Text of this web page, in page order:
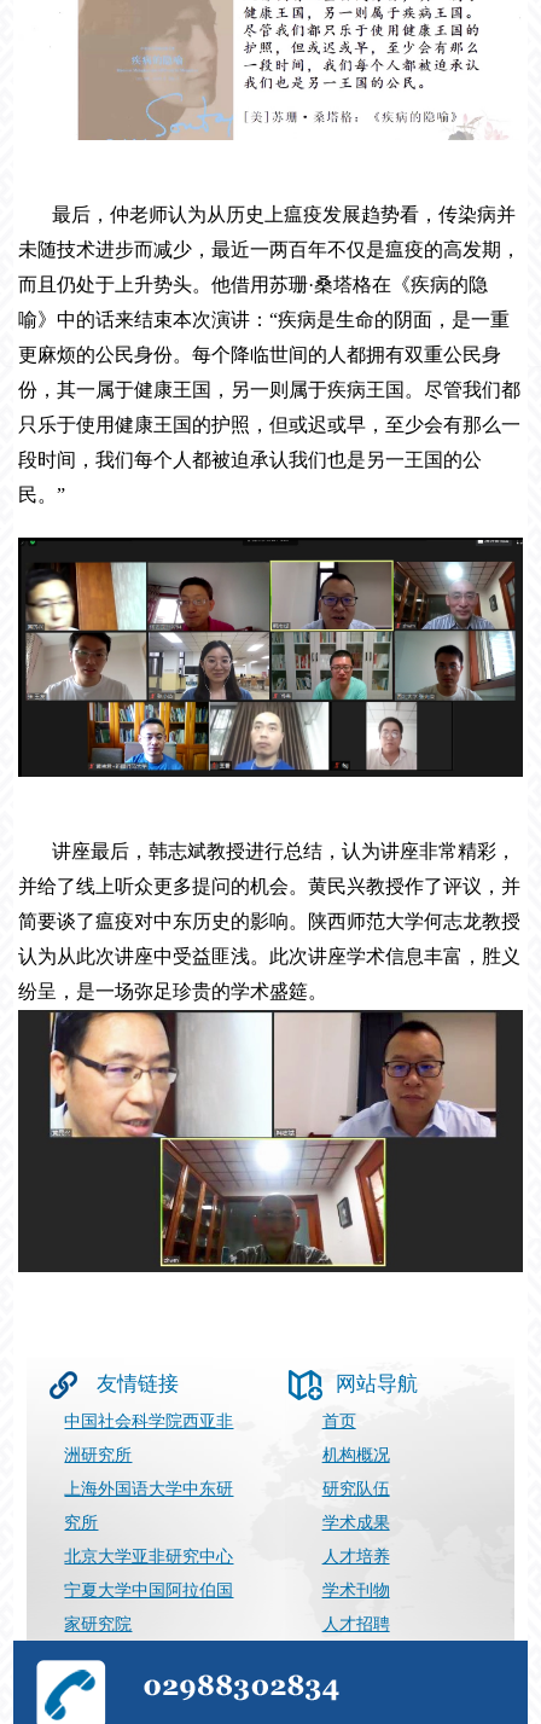
最后，仲老师认为从历史上瘟疫发展趋势看，传染病并
未随技术进步而减少，最近一两百年不仅是瘟疫的高发期，
而且仍处于上升势头。他借用苏珊·桑塔格在《疾病的隐
喻》中的话来结束本次演讲：“疾病是生命的阴面，是一重
更麻烦的公民身份。每个降临世间的人都拥有双重公民身
份，其一属于健康王国，另一则属于疾病王国。尽管我们都
只乐于使用健康王国的护照，但或迟或早，至少会有那么一
段时间，我们每个人都被迫承认我们也是另一王国的公
民。”
讲座最后，韩志斌教授进行总结，认为讲座非常精彩，
并给了线上听众更多提问的机会。黄民兴教授作了评议，并
简要谈了瘟疫对中东历史的影响。陕西师范大学何志龙教授
认为从此次讲座中受益匪浅。此次讲座学术信息丰富，胜义
纷呈，是一场弥足珍贵的学术盛筵。
友情链接
中国社会科学院西亚非
洲研究所
上海外国语大学中东研
究所
北京大学亚非研究中心
宁夏大学中国阿拉伯国
家研究院
上海国际问题研究院
网站导航
首页
机构概况
研究队伍
学术成果
人才培养
学术刊物
人才招聘